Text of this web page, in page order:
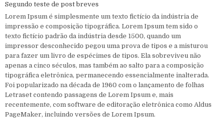
Segundo teste de post breves
Lorem Ipsum é simplesmente um texto fictício da indústria de
impressão e composição tipográfica. Lorem Ipsum tem sido o
texto fictício padrão da indústria desde 1500, quando um
impressor desconhecido pegou uma prova de tipos e a misturou
para fazer um livro de espécimes de tipos. Ela sobreviveu não
apenas a cinco séculos, mas também ao salto para a composição
tipográfica eletrônica, permanecendo essencialmente inalterada.
Foi popularizado na década de 1960 com o lançamento de folhas
Letraset contendo passagens de Lorem Ipsum e, mais
recentemente, com software de editoração eletrônica como Aldus
PageMaker, incluindo versões de Lorem Ipsum.